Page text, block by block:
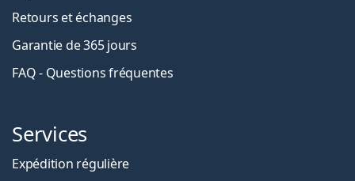
Retours et échanges
Garantie de 365 jours
FAQ - Questions fréquentes
Services
Expédition régulière